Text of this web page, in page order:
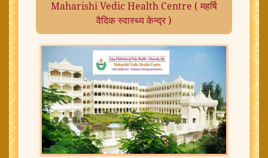
Maharishi Vedic Health Centre ( महर्षि
वैदिक स्वास्थ्य केन्द्र )